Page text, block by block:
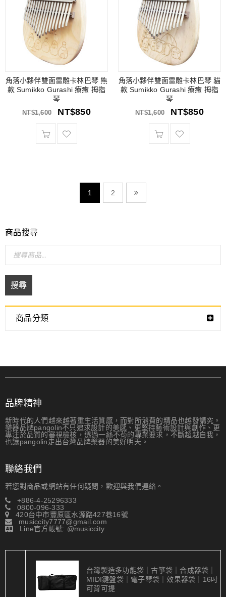
角落小夥伴雙面雷雕卡林巴琴 熊
款 Sumikko Gurashi 療癒 拇指
琴
NT$1,600 NT$850
角落小夥伴雙面雷雕卡林巴琴 貓
款 Sumikko Gurashi 療癒 拇指
琴
NT$1,600 NT$850
1 2
商品搜尋
搜尋
商品分類
品牌精神
新時代的人們越來越著重生活質感，而對所消費的精品也越發講究。
樂器品牌pangolin不只追求設計的美感、更堅持藝術設計與創作、更
專注於品質的審視檢核，透過一絲不茍的專業要求，不斷超越自我，
也讓pangolin走出台灣品牌樂器的美好明天。
聯絡我們
若您對商品或網站有任何疑問，歡迎與我們連絡。
+886-4-25296333
0800-096-333
420台中市豐原區水源路427巷16號
musiccity7777@gmail.com
Line官方帳號: @musiccity
台灣製造多功能袋｜古箏袋｜合成器袋｜
MIDI鍵盤袋｜電子琴袋｜效果器袋｜16吋｜
可背可提